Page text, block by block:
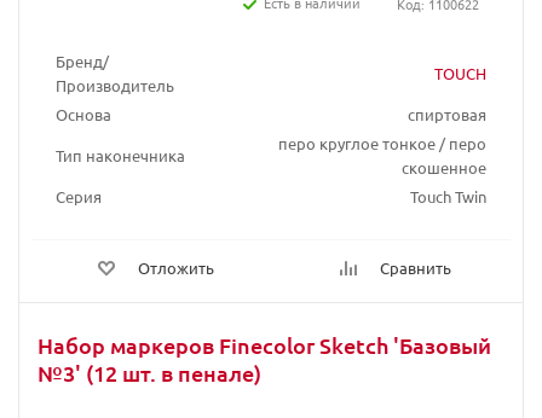
Бренд/
Производитель
TOUCH
Основа
спиртовая
Тип наконечника
перо круглое тонкое / перо
скошенное
Серия
Touch Twin
Отложить Сравнить
Набор маркеров Finecolor Sketch 'Базовый
№3' (12 шт. в пенале)